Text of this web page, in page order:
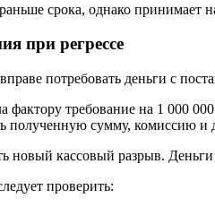
срока, однако принимает
при регрессе
потребовать деньги с
фактору требование на 1 000
полученную сумму, комиссию и
новый кассовый разрыв.
проверить: